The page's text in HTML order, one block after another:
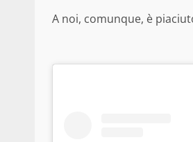
A noi, comunque, è